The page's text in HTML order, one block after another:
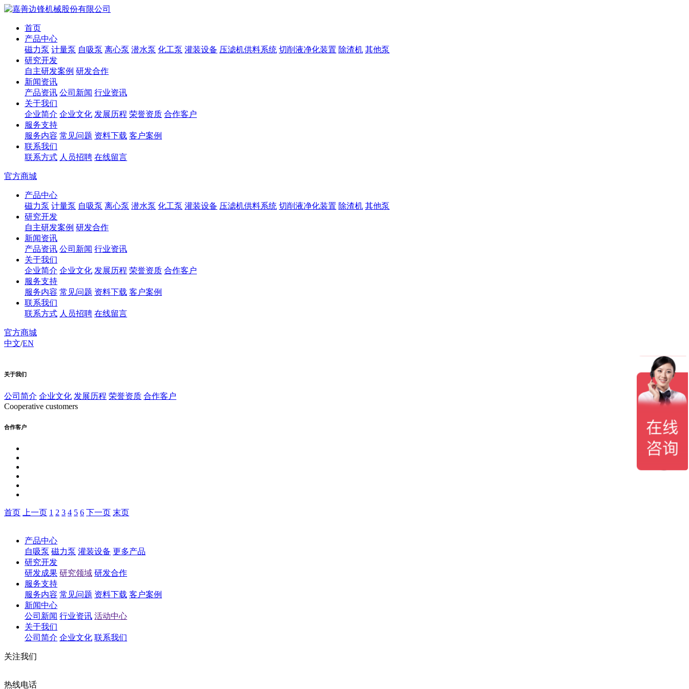
首页
产品中心
磁力泵 计量泵 自吸泵 离心泵 潜水泵 化工泵 灌装设备 压滤机供料系统 切削液净化装置 除渣机 其他泵
研究开发
自主研发案例 研发合作
新闻资讯
产品资讯 公司新闻 行业资讯
关于我们
企业简介 企业文化 发展历程 荣誉资质 合作客户
服务支持
服务内容 常见问题 资料下载 客户案例
联系我们
联系方式 人员招聘 在线留言
官方商城
产品中心
磁力泵 计量泵 自吸泵 离心泵 潜水泵 化工泵 灌装设备 压滤机供料系统 切削液净化装置 除渣机 其他泵
研究开发
自主研发案例 研发合作
新闻资讯
产品资讯 公司新闻 行业资讯
关于我们
企业简介 企业文化 发展历程 荣誉资质 合作客户
服务支持
服务内容 常见问题 资料下载 客户案例
联系我们
联系方式 人员招聘 在线留言
官方商城
中文/EN
关于我们
公司简介 企业文化 发展历程 荣誉资质 合作客户
Cooperative customers
合作客户
首页 上一页 1 2 3 4 5 6 下一页 末页
产品中心
自吸泵 磁力泵 灌装设备 更多产品
研究开发
研发成果 研究领域 研发合作
服务支持
服务内容 常见问题 资料下载 客户案例
新闻中心
公司新闻 行业资讯 活动中心
关于我们
公司简介 企业文化 联系我们
关注我们
热线电话